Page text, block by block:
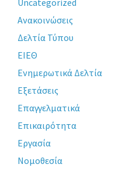
Ανακοινώσεις
Δελτία Τύπου
ΕΙΕΘ
Ενημερωτικά Δελτία
Εξετάσεις
Επαγγελματικά
Επικαιρότητα
Εργασία
Νομοθεσία